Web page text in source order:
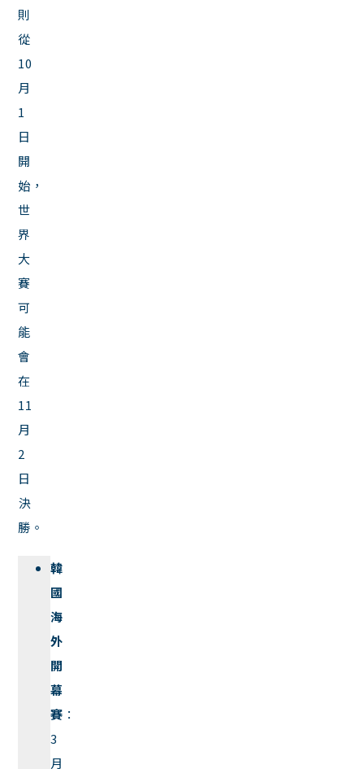
則
從
10
月
1
日
開
始，
世
界
大
賽
可
能
會
在
11
月
2
日
決
勝。
韓
國
海
外
開
幕
賽 ：
3
月